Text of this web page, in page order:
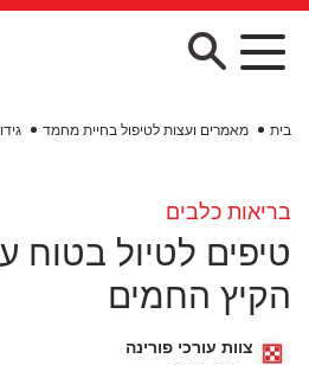
Skip to main content
בית מאמרים ועצות לטיפול בחיית מחמד
בריאות כלבים
טיפים לטיול בטוח
הקיץ החמים
צוות עורכי פורינה